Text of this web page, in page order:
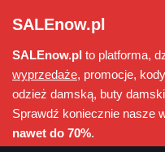
SALEnow.pl
SALEnow.pl to platforma,
wyprzedaże, promocje,
odzież damską, buty
Sprawdź koniecznie nasze
nawet do 70%.